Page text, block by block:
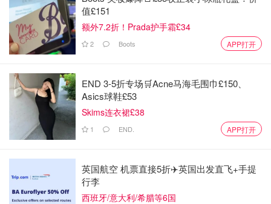
图片来自于@懒得改名，版权归原作者所有
4️⃣将搅拌好的地瓜泥盛到地瓜皮中抹平 再铺上芝士碎
值£151
额外7.2折！Prada护手霜£34
2 Boots APP打开
END 3-5折专场🛒Acne马海毛围巾£150、
Asics球鞋£53
Skims连衣裙£38
1 END. APP打开
英国航空 机票直接5折✈️英国出发直飞+手提
行李
西班牙/意大利/希腊等6国